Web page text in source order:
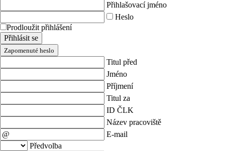
Přihlašovací jméno
Heslo
Prodloužit přihlášení
Přihlásit se
Zapomenuté heslo
Titul před
Jméno
Příjmení
Titul za
ID ČLK
Název pracoviště
E-mail
Předvolba